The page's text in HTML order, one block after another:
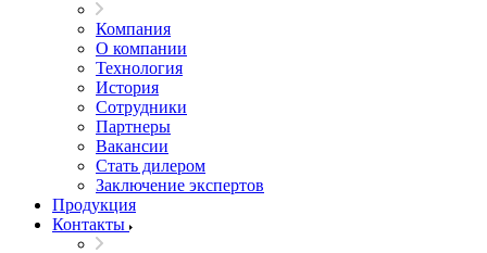
Компания
О компании
Технология
История
Сотрудники
Партнеры
Вакансии
Стать дилером
Заключение экспертов
Продукция
Контакты